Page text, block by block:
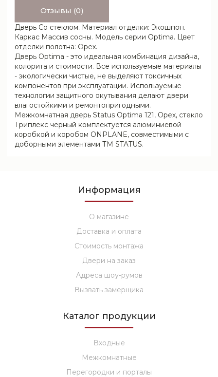
Отзывы (0)
Дверь Со стеклом. Материал отделки: Экошпон.
Каркас Массив сосны. Модель серии Optima. Цвет
отделки полотна: Орех.
Дверь Optima - это идеальная комбинация дизайна,
колорита и стоимости. Все используемые материалы
- экологически чистые, не выделяют токсичных
компонентов при эксплуатации. Используемые
технологии защитного окутывания делают двери
влагостойкими и ремонтопригодными.
Межкомнатная дверь Status Optima 121, Орех, стекло
Триплекс черный комплектуется алюминиевой
коробкой и коробом ONPLANE, совместимыми с
доборными элементами ТМ STATUS.
Информация
О магазине
Доставка и оплата
Стоимость монтажа
Двери на заказ
Адреса шоу-румов
Вызвать замерщика
Каталог продукции
Входные
Межкомнатные
Перегородки и порталы